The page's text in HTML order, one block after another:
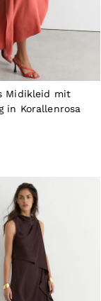
Midikleid mit
in Korallenrosa